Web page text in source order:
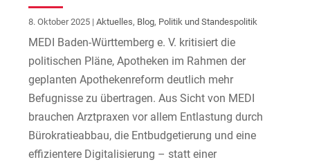
8. Oktober 2025 |Aktuelles, Blog, Politik und Standespolitik
MEDI Baden-Württemberg e. V. kritisiert die
politischen Pläne, Apotheken im Rahmen der
geplanten Apothekenreform deutlich mehr
Befugnisse zu übertragen. Aus Sicht von MEDI
brauchen Arztpraxen vor allem Entlastung durch
Bürokratieabbau, die Entbudgetierung und eine
effizientere Digitalisierung – statt einer